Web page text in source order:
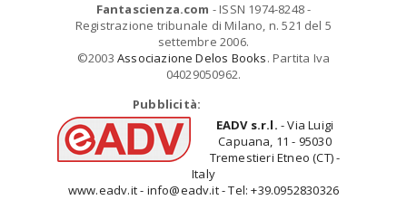
Fantascienza.com - ISSN 1974-8248 -
Registrazione tribunale di Milano, n. 521 del 5
settembre 2006.
©2003 Associazione Delos Books. Partita Iva
04029050962.
Pubblicità:
EADV s.r.l. - Via Luigi
Capuana, 11 - 95030
Tremestieri Etneo (CT) -
Italy
www.eadv.it - info@eadv.it - Tel: +39.0952830326